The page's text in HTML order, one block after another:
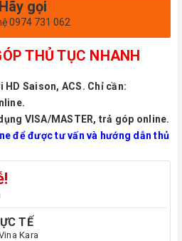
Hãy gọi
0974 731 062
THỦ TỤC NHANH
Saison, ACS. Chỉ cần:
VISA/MASTER, trả góp online.
để được tư vấn và hướng dẫn thủ
TẾ
Kara